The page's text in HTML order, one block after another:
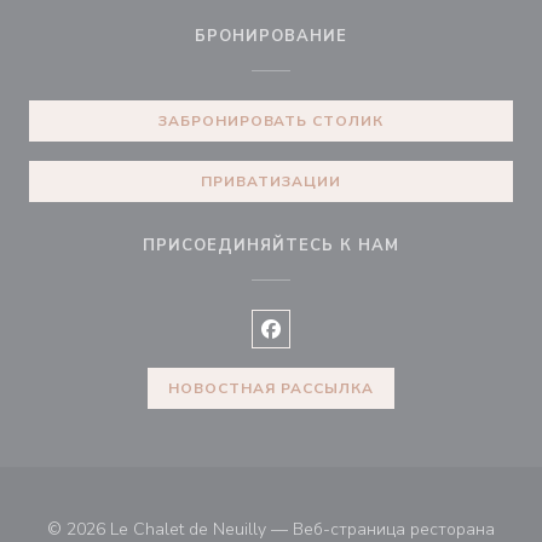
БРОНИРОВАНИЕ
ЗАБРОНИРОВАТЬ СТОЛИК
ПРИВАТИЗАЦИИ
ПРИСОЕДИНЯЙТЕСЬ К НАМ
Facebook ((открывается в
НОВОСТНАЯ РАССЫЛКА
© 2026 Le Chalet de Neuilly — Веб-страница ресторана